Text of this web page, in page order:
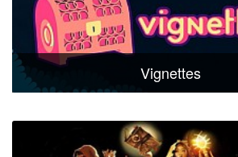
Vignettes